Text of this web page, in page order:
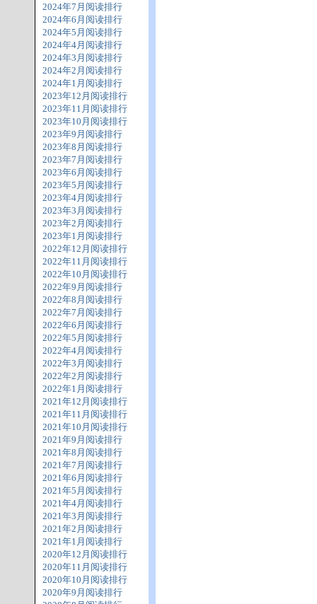
2024年7月阅读排行
2024年6月阅读排行
2024年5月阅读排行
2024年4月阅读排行
2024年3月阅读排行
2024年2月阅读排行
2024年1月阅读排行
2023年12月阅读排行
2023年11月阅读排行
2023年10月阅读排行
2023年9月阅读排行
2023年8月阅读排行
2023年7月阅读排行
2023年6月阅读排行
2023年5月阅读排行
2023年4月阅读排行
2023年3月阅读排行
2023年2月阅读排行
2023年1月阅读排行
2022年12月阅读排行
2022年11月阅读排行
2022年10月阅读排行
2022年9月阅读排行
2022年8月阅读排行
2022年7月阅读排行
2022年6月阅读排行
2022年5月阅读排行
2022年4月阅读排行
2022年3月阅读排行
2022年2月阅读排行
2022年1月阅读排行
2021年12月阅读排行
2021年11月阅读排行
2021年10月阅读排行
2021年9月阅读排行
2021年8月阅读排行
2021年7月阅读排行
2021年6月阅读排行
2021年5月阅读排行
2021年4月阅读排行
2021年3月阅读排行
2021年2月阅读排行
2021年1月阅读排行
2020年12月阅读排行
2020年11月阅读排行
2020年10月阅读排行
2020年9月阅读排行